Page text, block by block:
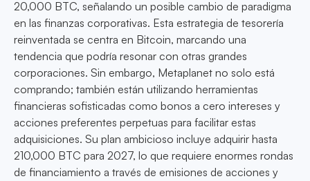
20,000 BTC, señalando un posible cambio de paradigma
en las finanzas corporativas. Esta estrategia de tesorería
reinventada se centra en Bitcoin, marcando una
tendencia que podría resonar con otras grandes
corporaciones. Sin embargo, Metaplanet no solo está
comprando; también están utilizando herramientas
financieras sofisticadas como bonos a cero intereses y
acciones preferentes perpetuas para facilitar estas
adquisiciones. Su plan ambicioso incluye adquirir hasta
210,000 BTC para 2027, lo que requiere enormes rondas
de financiamiento a través de emisiones de acciones y